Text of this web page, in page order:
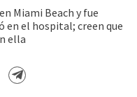
Miami Beach y fue
en el hospital; creen que
ella